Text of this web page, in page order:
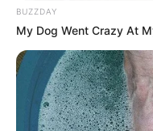
BUZZDAY
My Dog Went Crazy At